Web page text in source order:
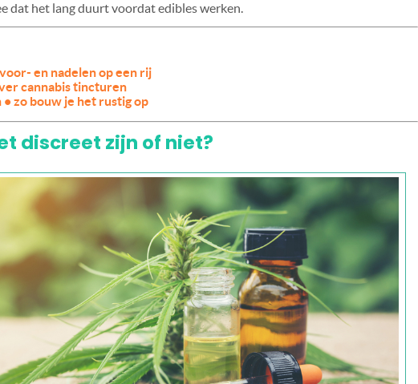
dat het lang duurt voordat edibles werken.
en nadelen op een rij
cannabis tincturen
zo bouw je het rustig op
discreet zijn of niet?